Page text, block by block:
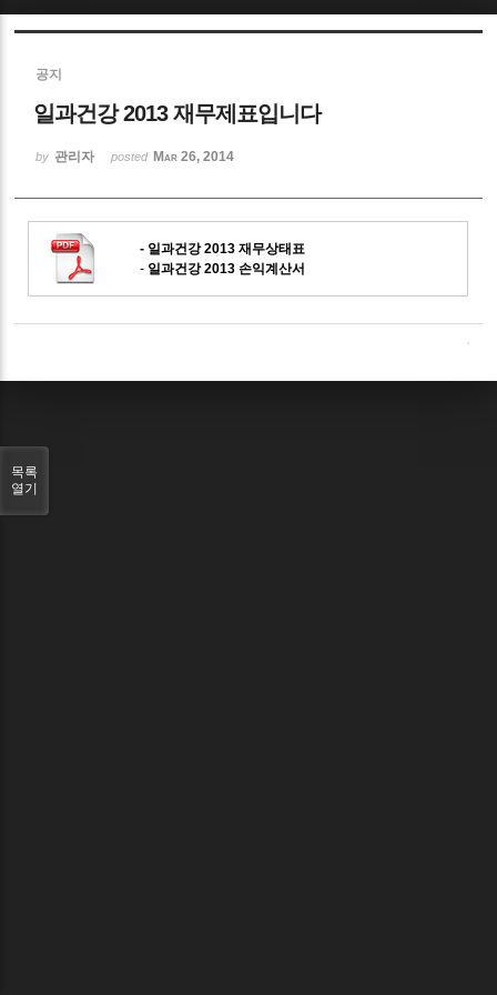
공지
일과건강 2013 재무제표입니다
by 관리자 posted Mar 26, 2014
- 일과건강 2013 재무상태표
- 일과건강 2013 손익계산서
목록
열기
Sketchbook5, 스케치북5
Sketchbook5, 스케치북5